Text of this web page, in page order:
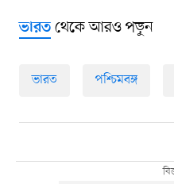
ভারতথেকে আরও পড়ুন
ভারত পশ্চিমবঙ্গ